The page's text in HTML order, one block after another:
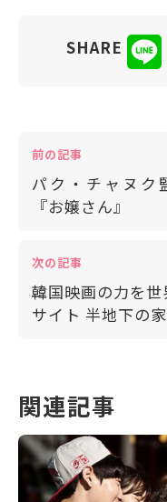
SHARE
前の記事
パク・チャヌク
『お嬢さん』
次の記事
韓国映画の力を
サイト 半地下の家
関連記事